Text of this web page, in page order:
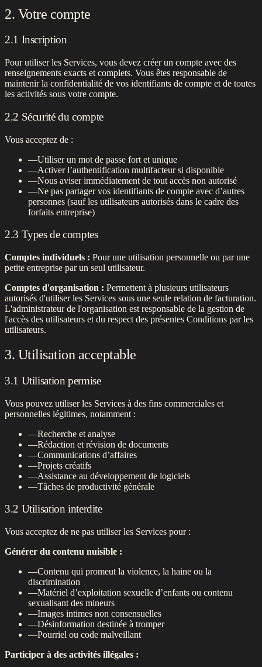
2. Votre compte
2.1 Inscription
Pour utiliser les Services, vous devez créer un compte avec des
renseignements exacts et complets. Vous êtes responsable de
maintenir la confidentialité de vos identifiants de compte et de toutes
les activités sous votre compte.
2.2 Sécurité du compte
Vous acceptez de :
—Utiliser un mot de passe fort et unique
—Activer l’authentification multifacteur si disponible
—Nous aviser immédiatement de tout accès non autorisé
—Ne pas partager vos identifiants de compte avec d’autres
personnes (sauf les utilisateurs autorisés dans le cadre des
forfaits entreprise)
2.3 Types de comptes
Comptes individuels : Pour une utilisation personnelle ou par une
petite entreprise par un seul utilisateur.
Comptes d'organisation : Permettent à plusieurs utilisateurs
autorisés d'utiliser les Services sous une seule relation de facturation.
L'administrateur de l'organisation est responsable de la gestion de
l'accès des utilisateurs et du respect des présentes Conditions par les
utilisateurs.
3. Utilisation acceptable
3.1 Utilisation permise
Vous pouvez utiliser les Services à des fins commerciales et
personnelles légitimes, notamment :
—Recherche et analyse
—Rédaction et révision de documents
—Communications d’affaires
—Projets créatifs
—Assistance au développement de logiciels
—Tâches de productivité générale
3.2 Utilisation interdite
Vous acceptez de ne pas utiliser les Services pour :
Générer du contenu nuisible :
—Contenu qui promeut la violence, la haine ou la
discrimination
—Matériel d’exploitation sexuelle d’enfants ou contenu
sexualisant des mineurs
—Images intimes non consensuelles
—Désinformation destinée à tromper
—Pourriel ou code malveillant
Participer à des activités illégales :